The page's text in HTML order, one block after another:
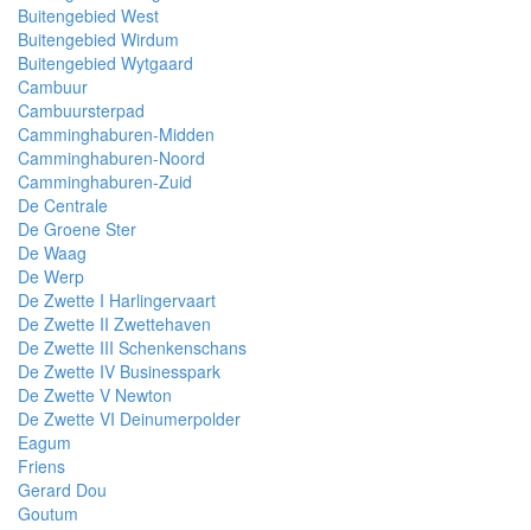
Buitengebied West
Buitengebied Wirdum
Buitengebied Wytgaard
Cambuur
Cambuursterpad
Camminghaburen-Midden
Camminghaburen-Noord
Camminghaburen-Zuid
De Centrale
De Groene Ster
De Waag
De Werp
De Zwette I Harlingervaart
De Zwette II Zwettehaven
De Zwette III Schenkenschans
De Zwette IV Businesspark
De Zwette V Newton
De Zwette VI Deinumerpolder
Eagum
Friens
Gerard Dou
Goutum